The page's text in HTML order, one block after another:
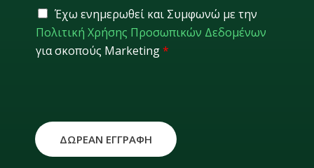
l
*
G
D
P
R
Έχω ενημερωθεί και Συμφωνώ με την
Πολιτική Χρήσης Προσωπικών Δεδομένων
για σκοπούς Marketing*
ΔΩΡΕΑΝ ΕΓΓΡΑΦΗ